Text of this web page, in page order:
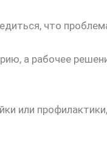
что
а рабочее
или